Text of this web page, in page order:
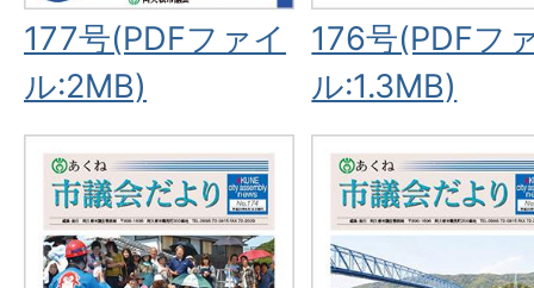
177号(PDFファイ
ル:2MB)
176号(PDFフ
ル:1.3MB)